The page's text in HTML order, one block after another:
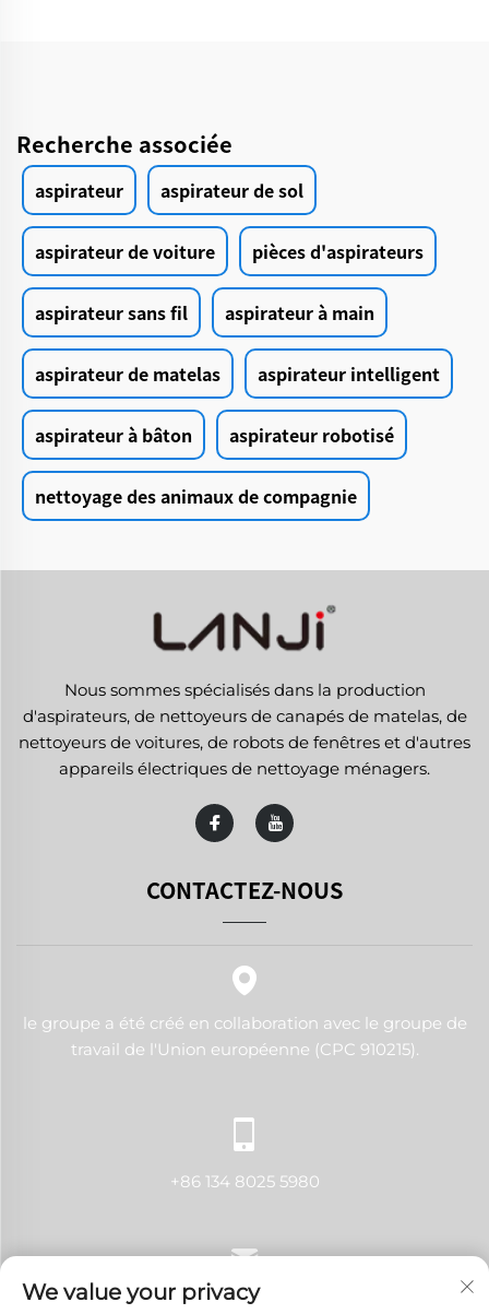
Recherche associée
aspirateur aspirateur de sol
aspirateur de voiture pièces d'aspirateurs
aspirateur sans fil aspirateur à main
aspirateur de matelas aspirateur intelligent
aspirateur à bâton aspirateur robotisé
nettoyage des animaux de compagnie
Nous sommes spécialisés dans la production
d'aspirateurs, de nettoyeurs de canapés de matelas, de
nettoyeurs de voitures, de robots de fenêtres et d'autres
appareils électriques de nettoyage ménagers.
CONTACTEZ-NOUS
le groupe a été créé en collaboration avec le groupe de
travail de l'Union européenne (CPC 910215).
+86 134 8025 5980
[email protected]
We value your privacy